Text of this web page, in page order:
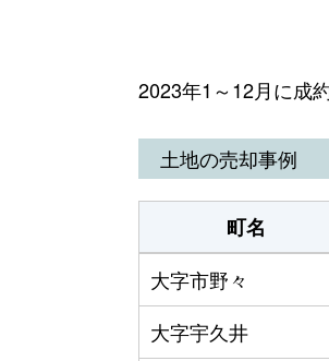
2023年1～12月に成
土地の売却事例
町名
大字市野々
大字宇久井